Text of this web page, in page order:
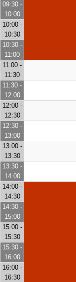
09:30 -
10:00
10:00 -
10:30
10:30 -
11:00
11:00 -
11:30
11:30 -
12:00
12:00 -
12:30
12:30 -
13:00
13:00 -
13:30
13:30 -
14:00
14:00 -
14:30
14:30 -
15:00
15:00 -
15:30
15:30 -
16:00
16:00 -
16:30